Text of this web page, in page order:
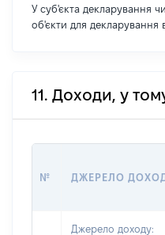
У суб'єкта декларування чи
об'єкти для декларування
11. Доходи, у
№ ДЖЕРЕЛО
Джерело доходу: